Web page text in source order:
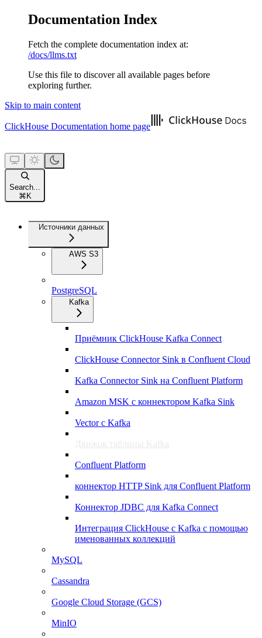
Documentation Index
Fetch the complete documentation index at:
/docs/llms.txt
Use this file to discover all available pages before
exploring further.
Skip to main content
ClickHouse Documentation home page
Search...
⌘ K
Источники данных
AWS S3
PostgreSQL
Kafka
Приёмник ClickHouse Kafka Connect
ClickHouse Connector Sink в Confluent Cloud
Kafka Connector Sink на Confluent Platform
Amazon MSK с коннектором Kafka Sink
Vector с Kafka
Движок таблицы Kafka
Confluent Platform
коннектор HTTP Sink для Confluent Platform
Коннектор JDBC для Kafka Connect
Интеграция ClickHouse с Kafka с помощью
именованных коллекций
MySQL
Cassandra
Google Cloud Storage (GCS)
MinIO